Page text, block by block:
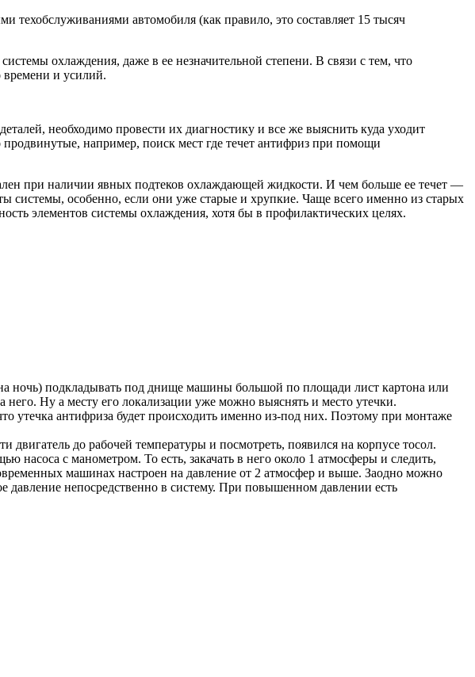
техобслуживаниями автомобиля (как правило, это составляет 15 тысяч
охлаждения, даже в ее незначительной степени. В связи с тем, что
времени и усилий.
необходимо провести их диагностику и все же выяснить куда уходит
например, поиск мест где течет антифриз при помощи
при наличии явных подтеков охлаждающей жидкости. И чем больше ее течет —
системы, особенно, если они уже старые и хрупкие. Чаще всего именно из старых
элементов системы охлаждения, хотя бы в профилактических целях.
ночь) подкладывать под днище машины большой по площади лист картона или
Ну а месту его локализации уже можно выяснять и место утечки.
утечка антифриза будет происходить именно из-под них. Поэтому при монтаже
двигатель до рабочей температуры и посмотреть, появился на корпусе тосол.
насоса с манометром. То есть, закачать в него около 1 атмосферы и следить,
машинах настроен на давление от 2 атмосфер и выше. Заодно можно
давление непосредственно в систему. При повышенном давлении есть